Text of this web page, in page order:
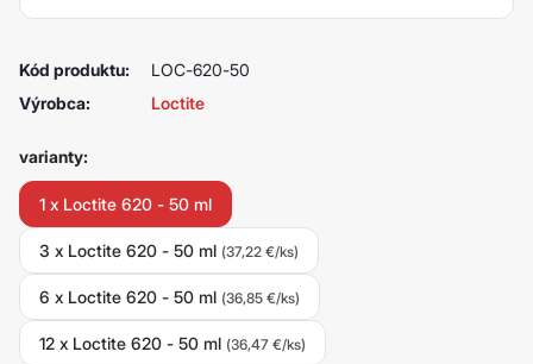
Kód produktu:
LOC-620-50
Výrobca:
Loctite
varianty:
1 x Loctite 620 - 50 ml
3 x Loctite 620 - 50 ml (37,22 €/ks)
6 x Loctite 620 - 50 ml (36,85 €/ks)
12 x Loctite 620 - 50 ml (36,47 €/ks)